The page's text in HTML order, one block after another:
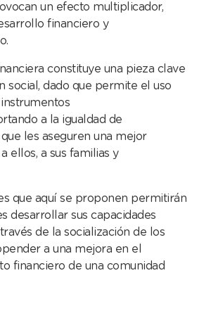
un efecto multiplicador,
financiero y
constituye una pieza clave
social, dado que permite el uso
a la igualdad de
les aseguren una mejor
ellos, a sus familias y
que aquí se proponen permitirán
desarrollar sus capacidades
de la socialización de los
a una mejora en el
financiero de una comunidad